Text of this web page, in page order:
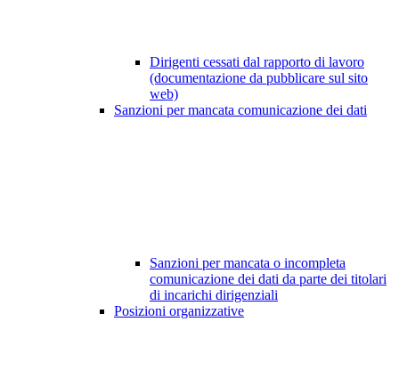
Dirigenti cessati dal rapporto di lavoro
(documentazione da pubblicare sul sito
web)
Sanzioni per mancata comunicazione dei dati
Sanzioni per mancata o incompleta
comunicazione dei dati da parte dei titolari
di incarichi dirigenziali
Posizioni organizzative